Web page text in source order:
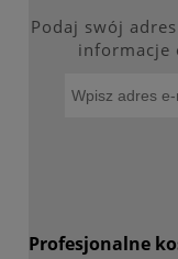
Podaj swój
informacje
Profesjonalne